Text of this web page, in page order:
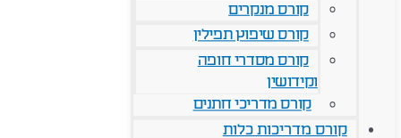
קורס מנקרים
קורס שיפוץ תפילין
קורס מסדרי חופה
וקידושין
קורס מדריכי חתנים
קורס מדריכות כלות